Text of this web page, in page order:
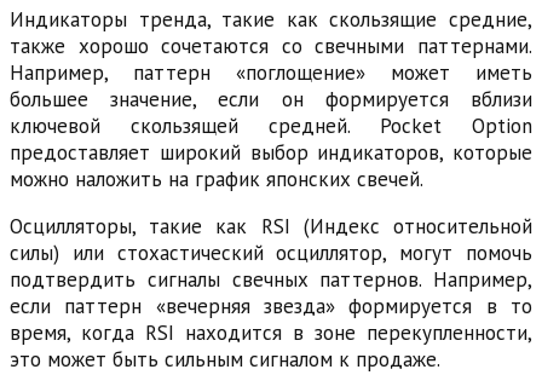
Индикаторы тренда, такие как скользящие средние,
также хорошо сочетаются со свечными паттернами.
Например, паттерн «поглощение» может иметь
большее значение, если он формируется вблизи
ключевой скользящей средней. Pocket Option
предоставляет широкий выбор индикаторов, которые
можно наложить на график японских свечей.
Осцилляторы, такие как RSI (Индекс относительной
силы) или стохастический осциллятор, могут помочь
подтвердить сигналы свечных паттернов. Например,
если паттерн «вечерняя звезда» формируется в то
время, когда RSI находится в зоне перекупленности,
это может быть сильным сигналом к продаже.